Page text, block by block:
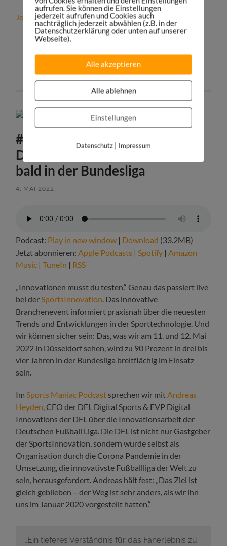
Jetzt die besten Bewerber im Sportbusiness finden!
teilen
#359: SportsInnovation 2022:
Diese Innovationen sehen wir
bald in der Bundesliga
4. MAI 2022
Podcast: Play in new window | Download (33.2MB)
Jetzt abonnieren:Apple Podcasts |Spotify |Amazon
Music |TuneIn | RSS
„Innovationen musst du testen.“ Genau das passiert live
bei derSportsInnovation. Das innovative
Branchenevent informiert praxisnah über die neuesten
Trends und Entwicklungen in der Sporttechnologie. Und
wir können sicher sein: Das, was wir am 11. und 12. Mai
2022 in Düsseldorf sehen, wird zu 90 Prozent in drei bis
vier Jahren in der Bundesliga breitflächig im Einsatz
sein.
ImSports Maniac Podcast sprechen wir mitAndreas
Heyden, CEO der DFL Digital Sports & EVP Digital
Innovations der DFL über die Innovationsarbeit der
Deutschen Fußball Liga. Die DFL ist nicht nur Gastgeber
der SportsInnovation, sondern wurde selbst als
Organisation durch die Corona Pandemie in der
Umsetzung, die innovativste Fußballliga der Welt zu
sein, herausgefordert. Andreas hält fest: „Das Ziel ist
gleich geblieben – der Weg ist sehr anders, als wir ihn
uns im Januar 2020 vorgestellt hatten.“
„Ein tieferes Verständnis für das Fanerlebnis zu
aufrufen. Sie können die Einstellungen
jederzeit aufrufen und Cookies auch
nachträglich jederzeit abwählen (z.B. in der
Datenschutzerklärung oder unten auf unserer
Webseite).
Alle akzeptieren
Alle ablehnen
Einstellungen
Datenschutz| Impressum